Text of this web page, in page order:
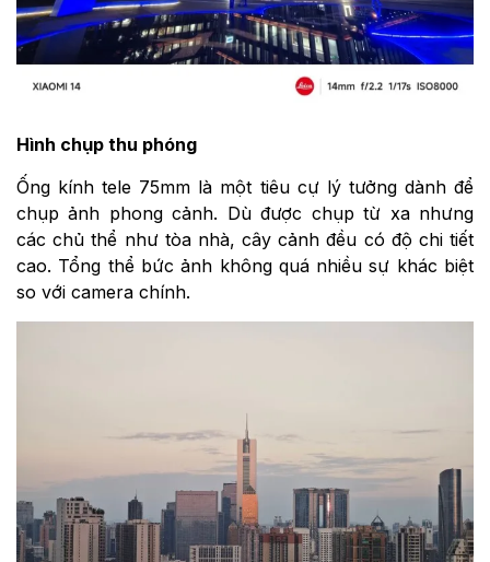
Hình chụp thu phóng
Ống kính tele 75mm là một tiêu cự lý tưởng dành để
chụp ảnh phong cảnh. Dù được chụp từ xa nhưng
các chủ thể như tòa nhà, cây cảnh đều có độ chi tiết
cao. Tổng thể bức ảnh không quá nhiều sự khác biệt
so với camera chính.